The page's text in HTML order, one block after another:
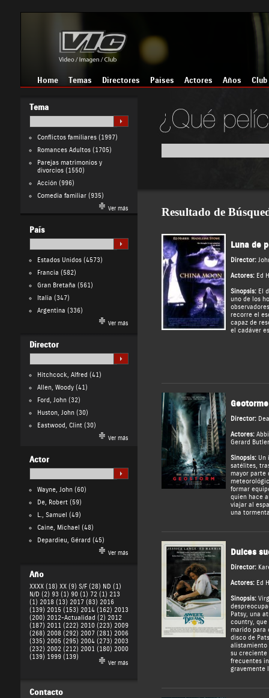
Home Temas Directores Países Actores Años Club
Tema
Conflictos familiares(1997)
Romances Adultos(1705)
Parejas matrimonios y
divorcios(1550)
Acción(996)
Comedia familiar(935)
Ver más
País
Estados Unidos(4573)
Francia (582)
Gran Bretaña (561)
Italia (347)
Argentina (336)
Ver más
Director
Hitchcock, Alfred (41)
Allen, Woody(41)
Ford, John(32)
Huston, John(30)
Eastwood, Clint(30)
Ver más
Actor
Wayne, John(60)
De, Robert(59)
L., Samuel (49)
Caine, Michael (48)
Depardieu, Gérard (45)
Ver más
Año
XXXX (18) XX (9) S/F (28) ND (1)
N/D (2) 93 (1) 90 (1) 72 (1) 213
(1) 2018 (13) 2017 (83) 2016
(139) 2015 (153) 2014 (162) 2013
(200) 2012-Actualidad (2) 2012
(187) 2011 (222) 2010 (223) 2009
(268) 2008 (292) 2007 (281) 2006
(335) 2005 (295) 2004 (273) 2003
(232) 2002 (212) 2001 (180) 2000
(139) 1999 (139)
Ver más
Contacto
Resultado de
Luna de
Director:
Actores: Ed
Sinopsis:El
uno de los
recorre el
capaz de
el cadáver
Director:
Actores:
Gerard Butler
Sinopsis:Un
satélites,
mayor parte
formar
quien hace
viajar al
una
Dulces
Director:
Actores: Ed
Sinopsis:
Patsy, una
country, que
marido para
disco de
alistamiento
su creciente
frecuentes
gravemente